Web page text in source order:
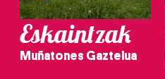
Eskaintzak
Muñatones Gaztelua